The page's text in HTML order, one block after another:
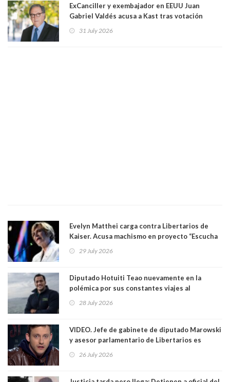
64.8%
ExCanciller y exembajador en EEUU Juan
Gabriel Valdés acusa a Kast tras votación
"Si hay una persona responsable es él"
31 July 2026
Evelyn Matthei carga contra Libertarios de
Kaiser. Acusa machismo en proyecto “Escucha
"¿Cómo puede haber alguien tan enfermo del
29 July 2026
Diputado Hotuiti Teao nuevamente en la
polémica por sus constantes viajes al
vacaciones para irse a Londres y Paris por 18
28 July 2026
VIDEO. Jefe de gabinete de diputado Marowski
y asesor parlamentario de Libertarios es
comentarios sexuales sobre menores. Redes
26 July 2026